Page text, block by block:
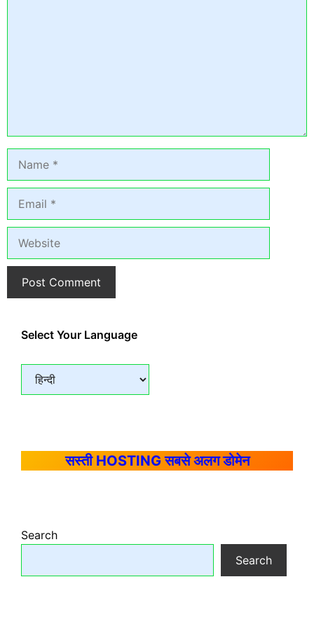
Select Your Language
सस्ती HOSTING सबसे अलग डोमेन
Search
Search